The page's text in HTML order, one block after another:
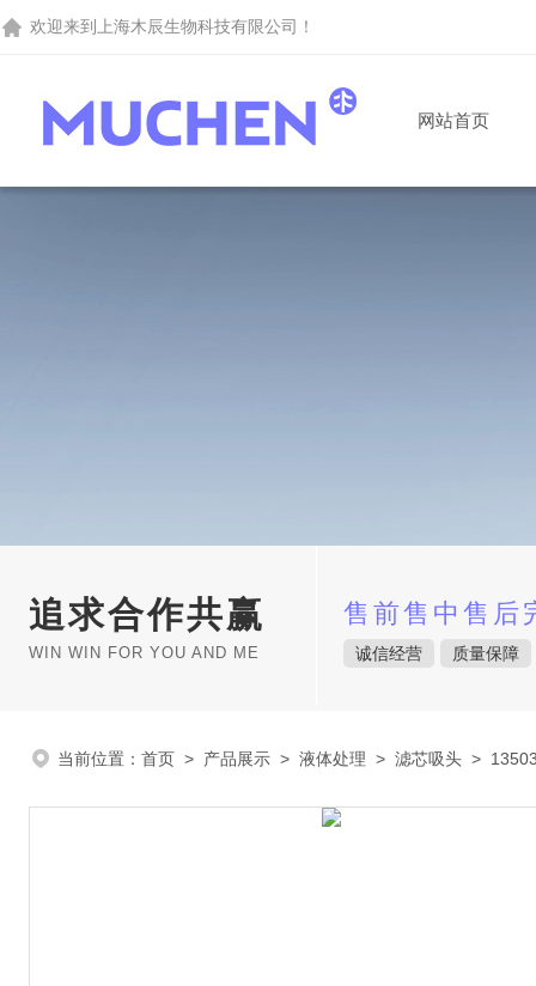
欢迎来到 上海木辰生物科技有限公司 ！
网站首页
追求合作共赢
WIN WIN FOR YOU AND ME
售前售中售后
诚信经营 质量保障
当前位置： 首页 > 产品展示 > 液体处理 > 滤芯吸头 >